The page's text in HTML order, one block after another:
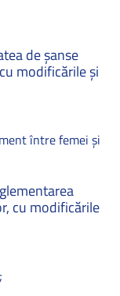
de șanse
modificările și
între femei și
cu modificările